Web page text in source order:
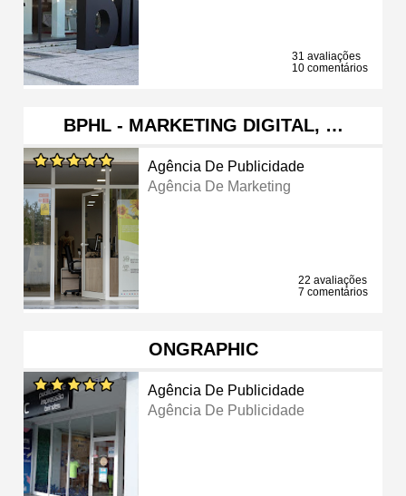
31 avaliações
10 comentários
BPHL - MARKETING DIGITAL, …
Agência De Publicidade
Agência De Marketing
22 avaliações
7 comentários
ONGRAPHIC
Agência De Publicidade
Agência De Publicidade